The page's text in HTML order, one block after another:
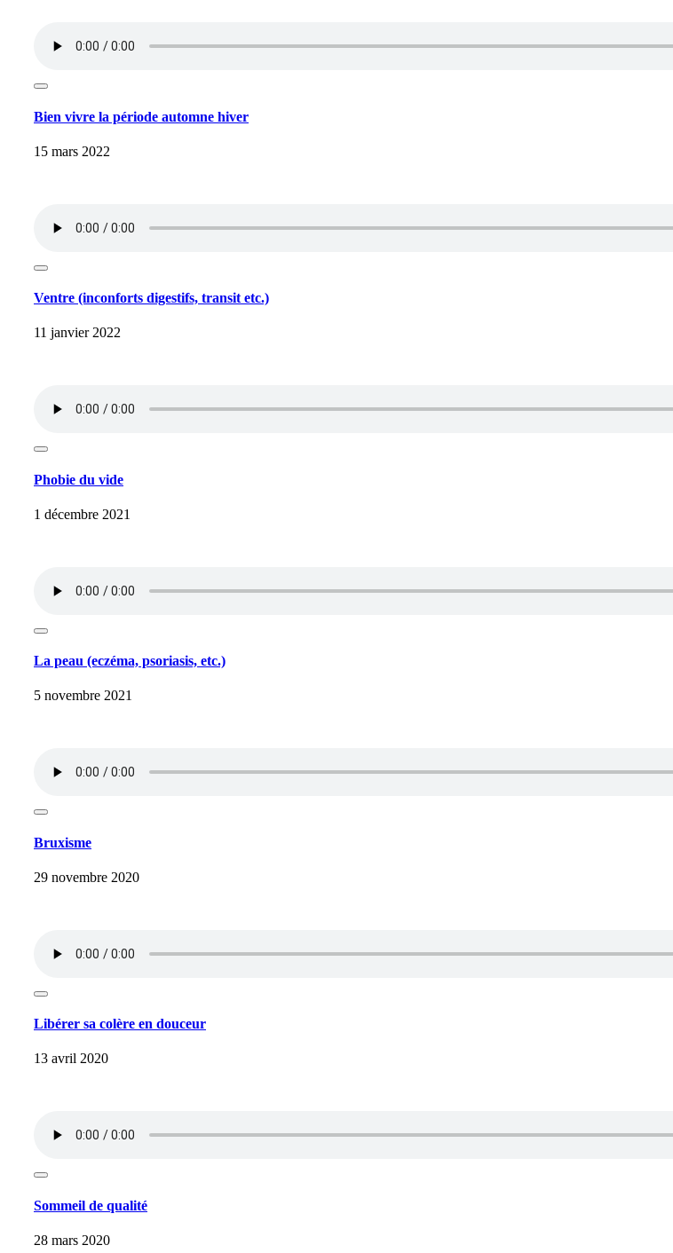
Bien vivre la période automne hiver
15 mars 2022
Ventre (inconforts digestifs, transit etc.)
11 janvier 2022
Phobie du vide
1 décembre 2021
La peau (eczéma, psoriasis, etc.)
5 novembre 2021
Bruxisme
29 novembre 2020
Libérer sa colère en douceur
13 avril 2020
Sommeil de qualité
28 mars 2020